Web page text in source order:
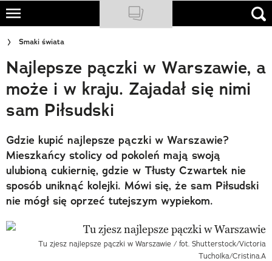
Skip
main
content
NATIONAL GEOGRAPHIC
TRAVELER
PODCASTY
Newsletter
Cuda Polski
Wielki Konkurs Fotograficzny
Trendbook Podróżniczy
Smaki świata
Najlepsze pączki w Warszawie, a
może i w kraju. Zajadał się nimi
sam Piłsudski
Gdzie kupić najlepsze pączki w Warszawie?
Mieszkańcy stolicy od pokoleń mają swoją
ulubioną cukiernię, gdzie w Tłusty Czwartek nie
sposób uniknąć kolejki. Mówi się, że sam Piłsudski
nie mógł się oprzeć tutejszym wypiekom.
Tu zjesz najlepsze pączki w Warszawie / fot. Shutterstock/Victoria
Tucholka/Cristina.A